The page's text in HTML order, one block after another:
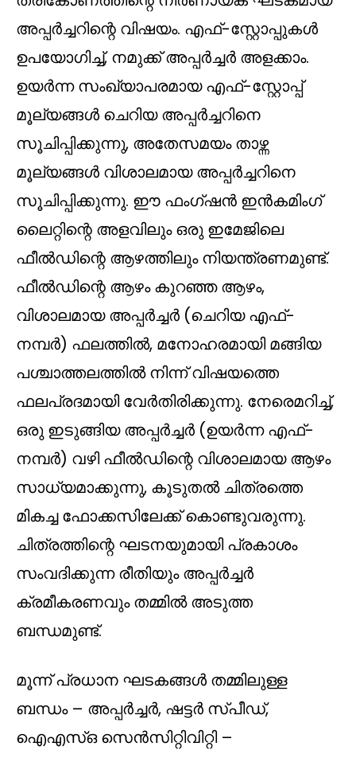
അപ്പർച്ചറിന്റെ വിഷയം. എഫ്-സ്റ്റോപ്പുകൾ
ഉപയോഗിച്ച്, നമുക്ക് അപ്പർച്ചർ അളക്കാം.
ഉയർന്ന സംഖ്യാപരമായ എഫ്-സ്റ്റോപ്പ്
മൂല്യങ്ങൾ ചെറിയ അപ്പർച്ചറിനെ
സൂചിപ്പിക്കുന്നു, അതേസമയം താഴ്ന്ന
മൂല്യങ്ങൾ വിശാലമായ അപ്പർച്ചറിനെ
സൂചിപ്പിക്കുന്നു. ഈ ഫംഗ്‌ഷൻ ഇൻകമിംഗ്
ലൈറ്റിന്റെ അളവിലും ഒരു ഇമേജിലെ
ഫീൽഡിന്റെ ആഴത്തിലും നിയന്ത്രണമുണ്ട്.
ഫീൽഡിന്റെ ആഴം കുറഞ്ഞ ആഴം,
വിശാലമായ അപ്പർച്ചർ (ചെറിയ എഫ്-
നമ്പർ) ഫലത്തിൽ, മനോഹരമായി മങ്ങിയ
പശ്ചാത്തലത്തിൽ നിന്ന് വിഷയത്തെ
ഫലപ്രദമായി വേർതിരിക്കുന്നു. നേരെമറിച്ച്,
ഒരു ഇടുങ്ങിയ അപ്പർച്ചർ (ഉയർന്ന എഫ്-
നമ്പർ) വഴി ഫീൽഡിന്റെ വിശാലമായ ആഴം
സാധ്യമാക്കുന്നു, കൂടുതൽ ചിത്രത്തെ
മികച്ച ഫോക്കസിലേക്ക് കൊണ്ടുവരുന്നു.
ചിത്രത്തിന്റെ ഘടനയുമായി പ്രകാശം
സംവദിക്കുന്ന രീതിയും അപ്പർച്ചർ
ക്രമീകരണവും തമ്മിൽ അടുത്ത
ബന്ധമുണ്ട്.
മൂന്ന് പ്രധാന ഘടകങ്ങൾ തമ്മിലുള്ള
ബന്ധം – അപ്പർച്ചർ, ഷട്ടർ സ്പീഡ്,
ഐഎസ്ഒ സെൻസിറ്റിവിറ്റി –